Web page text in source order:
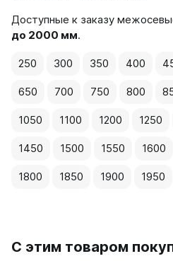
Доступные к заказу
до 2000 мм.
250 300 350 400
650 700 750 800
1050 1100 1200 1250
1450 1500 1550 1600
1800 1850 1900 1950
С этим товаром